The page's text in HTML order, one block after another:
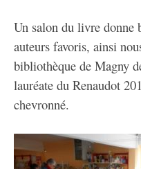
Un salon du livre donne
auteurs favoris, ainsi
bibliothèque de Magny
lauréate du Renaudot
chevronné.